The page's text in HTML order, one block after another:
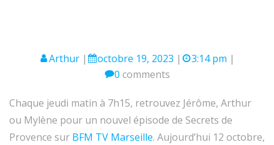
Arthur | octobre 19, 2023 | 3:14 pm |
0 comments
Chaque jeudi matin à 7h15, retrouvez Jérôme, Arthur
ou Mylène pour un nouvel épisode de Secrets de
Provence sur BFM TV Marseille. Aujourd’hui 12 octobre,